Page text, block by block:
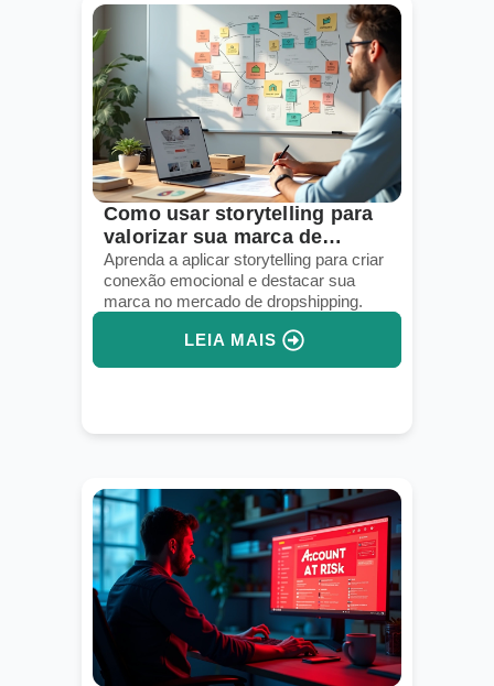
Como usar storytelling para
valorizar sua marca de
dropshipping
Aprenda a aplicar storytelling para criar
conexão emocional e destacar sua
marca no mercado de dropshipping.
LEIA MAIS